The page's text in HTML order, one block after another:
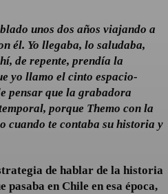
unos dos años viajando a
él. Yo llegaba, lo saludaba,
de repente, prendía la
yo llamo el cinto espacio-
pensar que la grabadora
porque Themo con la
cuando te contaba su historia y
de hablar de la historia
en Chile en esa época,